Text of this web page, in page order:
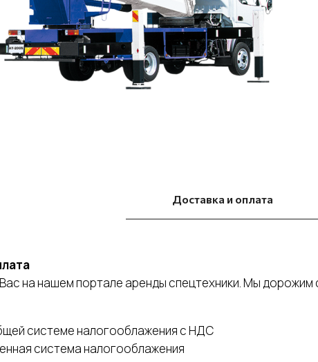
Доставка и оплата
на нашем портале аренды спецтехники. Мы
системе налогооблажения с НДС
система налогооблажения